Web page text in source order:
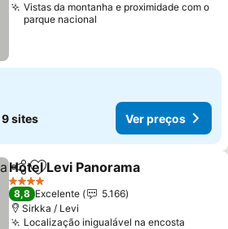
Vistas da montanha e proximidade com o
parque nacional
9 sites Ver preços
PartilharAdicionar aos favoritos
Hotel Levi Panorama
4 Estrelas
8,8 Excelente
5.166
Sirkka / Levi
Localização inigualável na encosta